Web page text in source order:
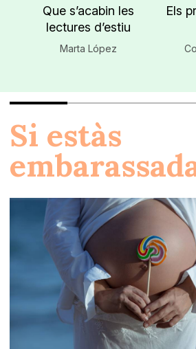
Que s’acabin les
lectures d’estiu
Marta López
Els
Si estàs